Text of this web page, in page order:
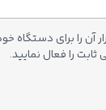
آن را برای دستگاه
را فعال نمایید.